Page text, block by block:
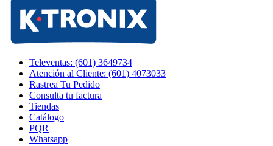
Televentas: (601) 3649734
Atención al Cliente: (601) 4073033
Rastrea Tu Pedido
Consulta tu factura
Tiendas
Catálogo
PQR
Whatsapp